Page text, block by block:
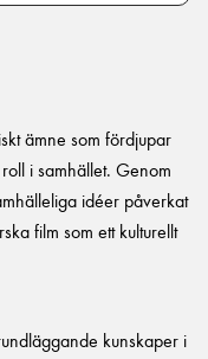
ämne som fördjupar
i samhället. Genom
idéer påverkat
film som ett kulturellt
kunskaper i